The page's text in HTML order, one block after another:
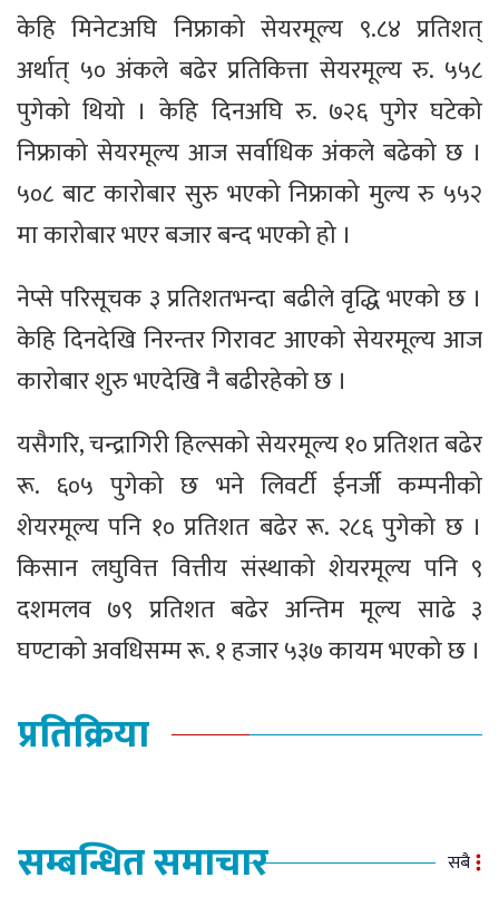
केहि मिनेटअघि निफ्राको सेयरमूल्य ९.८४ प्रतिशत्
अर्थात् ५० अंकले बढेर प्रतिकित्ता सेयरमूल्य रु. ५५८
पुगेको थियो । केहि दिनअघि रु. ७२६ पुगेर घटेको
निफ्राको सेयरमूल्य आज सर्वाधिक अंकले बढेको छ ।
५०८ बाट कारोबार सुरु भएको निफ्राको मुल्य रु ५५२
मा कारोबार भएर बजार बन्द भएको हो ।
नेप्से परिसूचक ३ प्रतिशतभन्दा बढीले वृद्धि भएको छ ।
केहि दिनदेखि निरन्तर गिरावट आएको सेयरमूल्य आज
कारोबार शुरु भएदेखि नै बढीरहेको छ ।
यसैगरि, चन्द्रागिरी हिल्सको सेयरमूल्य १० प्रतिशत बढेर
रू. ६०५ पुगेको छ भने लिवर्टी ईनर्जी कम्पनीको
शेयरमूल्य पनि १० प्रतिशत बढेर रू. २८६ पुगेको छ ।
किसान लघुवित्त वित्तीय संस्थाको शेयरमूल्य पनि ९
दशमलव ७९ प्रतिशत बढेर अन्तिम मूल्य साढे ३
घण्टाको अवधिसम्म रू. १ हजार ५३७ कायम भएको छ ।
प्रतिक्रिया
सम्बन्धित समाचार सबै